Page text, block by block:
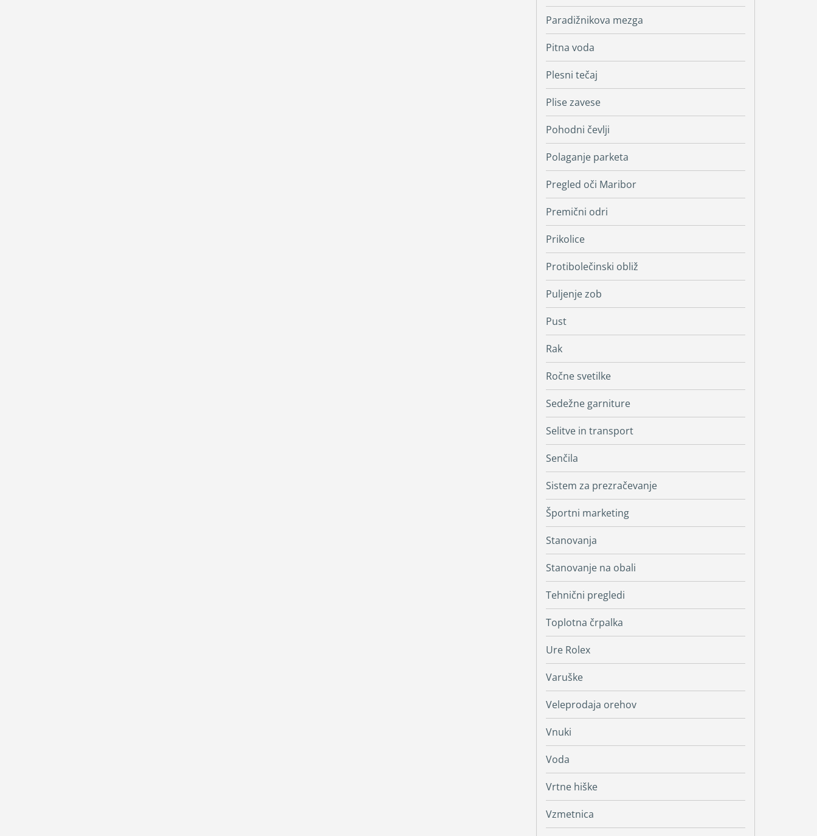
Paradižnikova mezga
Pitna voda
Plesni tečaj
Plise zavese
Pohodni čevlji
Polaganje parketa
Pregled oči Maribor
Premični odri
Prikolice
Protibolečinski obliž
Puljenje zob
Pust
Rak
Ročne svetilke
Sedežne garniture
Selitve in transport
Senčila
Sistem za prezračevanje
Športni marketing
Stanovanja
Stanovanje na obali
Tehnični pregledi
Toplotna črpalka
Ure Rolex
Varuške
Veleprodaja orehov
Vnuki
Voda
Vrtne hiške
Vzmetnica